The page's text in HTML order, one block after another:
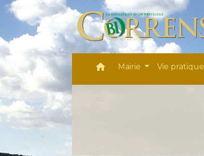
home Mairie Vie pratique